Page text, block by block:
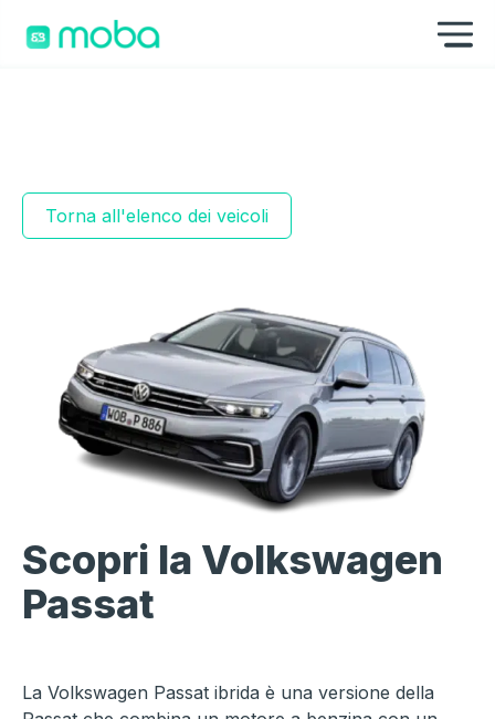
Torna all'elenco dei veicoli
Scopri la Volkswagen
Passat
La Volkswagen Passat ibrida è una versione della